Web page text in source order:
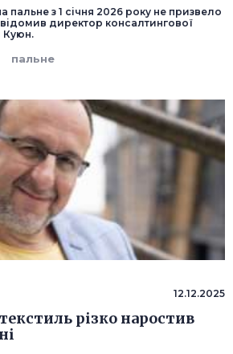
пальне з 1 січня 2026 року не призвело
директор консалтингової
Куюн.
пальне
12.12.2025
різко наростив